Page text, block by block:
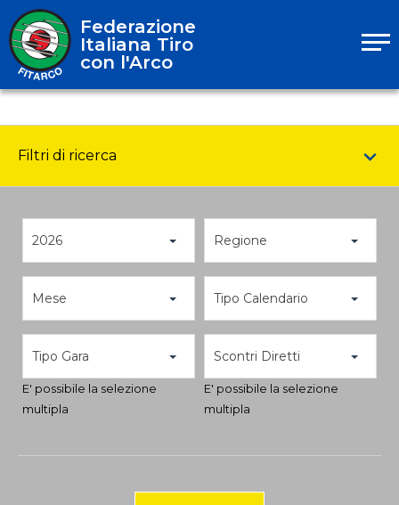
Federazione
Italiana Tiro
con l'Arco
Filtri di ricerca
2026 Regione
Mese Tipo Calendario
Tipo Gara
E' possibile la selezione
multipla
Scontri Diretti
E' possibile la selezione
multipla